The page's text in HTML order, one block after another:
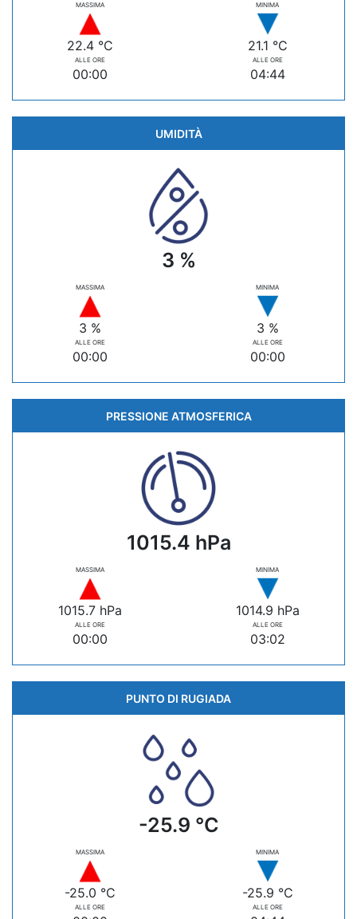
MASSIMA
22.4 °C
ALLE ORE
00:00
MINIMA
21.1 °C
ALLE ORE
04:44
UMIDITÀ
3 %
MASSIMA
3 %
ALLE ORE
00:00
MINIMA
3 %
ALLE ORE
00:00
PRESSIONE ATMOSFERICA
1015.4 hPa
MASSIMA
1015.7 hPa
ALLE ORE
00:00
MINIMA
1014.9 hPa
ALLE ORE
03:02
PUNTO DI RUGIADA
-25.9 °C
MASSIMA
-25.0 °C
ALLE ORE
MINIMA
-25.9 °C
ALLE ORE